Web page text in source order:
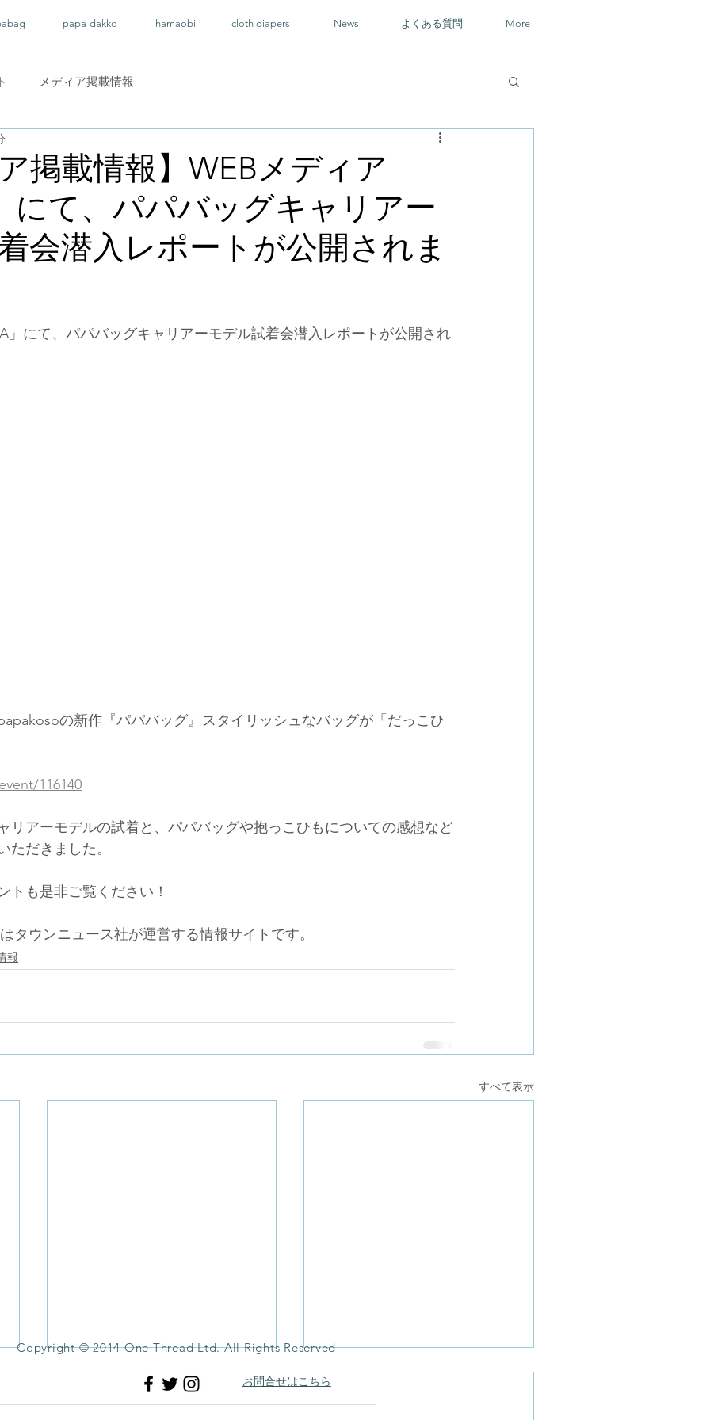
papa-dakko hamaobi cloth diapers News よくある質問 More
メディア掲載情報
掲載情報】WEBメディア
にて、パパバッグキャリアー
会潜入レポートが公開されま
」にて、パパバッグキャリアーモデル試着会潜入レポートが公開され
の新作『パパバッグ』スタイリッシュなバッグが「だっこひ
116140
リアーモデルの試着と、パパバッグや抱っこひもについての感想など
ただきました。
トも是非ご覧ください！
タウンニュース社が運営する情報サイトです。
報
すべて表示
Copyright © 2014 One Thread Ltd. All Rights Reserved
お問合せはこちら